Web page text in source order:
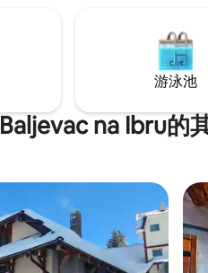
游泳池
Baljevac na Ibru的